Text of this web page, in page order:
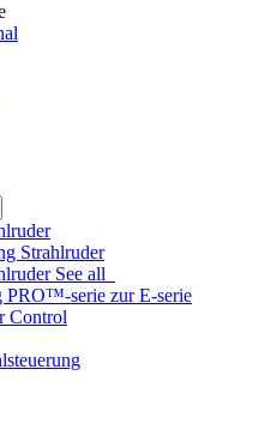
Strahlruder
See all
PRO™-serie zur E-serie
Control